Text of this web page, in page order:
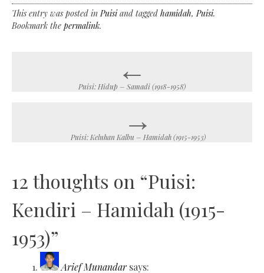
This entry was posted inPuisiand tagged hamidah,Puisi.
Bookmark the permalink.
navigation
←
Puisi: Hidup – Samadi (1918-1958)
→
Puisi: Keluhan Kalbu – Hamidah (1915-1953)
12 thoughts on “Puisi:
Kendiri – Hamidah (1915-
1953)”
Arief Munandar says: